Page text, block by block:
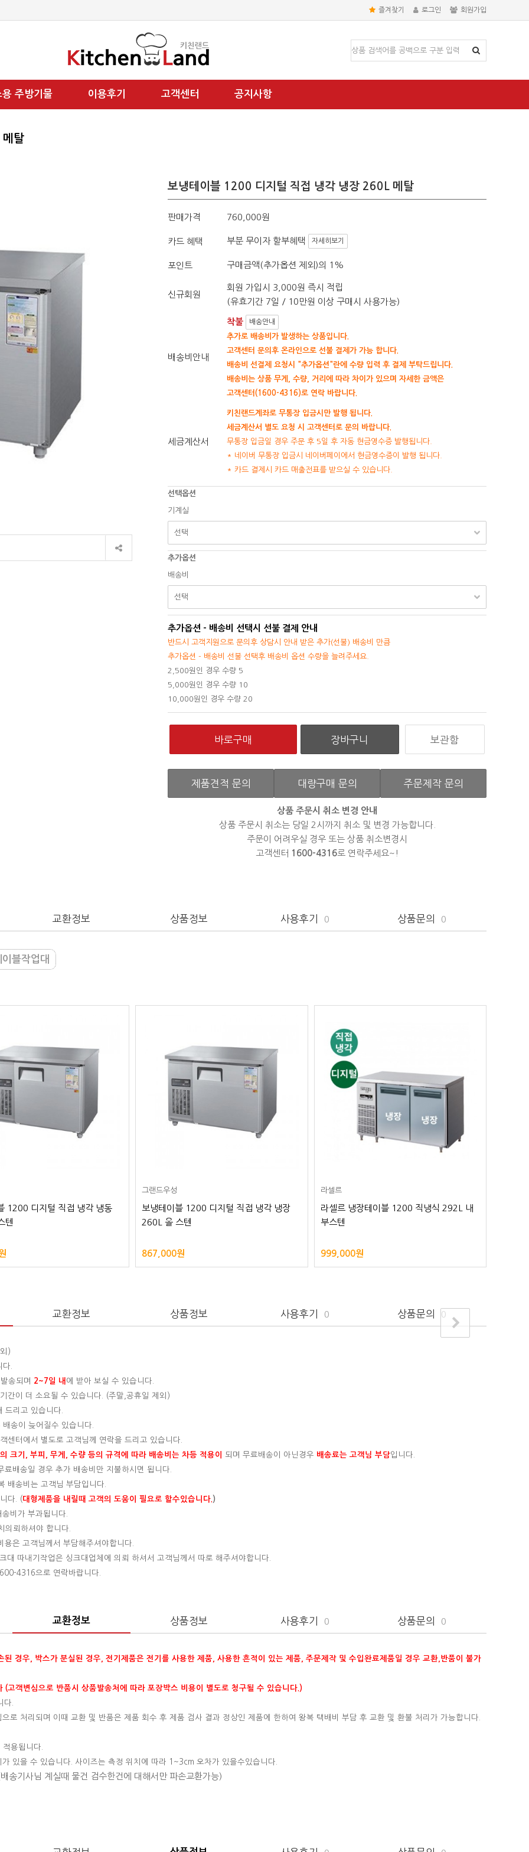
즐겨찾기 로그인 회원가입
용 주방기물 이용후기 고객센터 공지사항
메탈
보냉테이블 1200 디지털 직접 냉각 냉장 260L 메탈
판매가격 760,000원
카드 혜택 부분 무이자 할부혜택 자세히보기
포인트 구매금액(추가옵션 제외)의 1%
신규회원
회원 가입시 3,000원 즉시 적립
(유효기간 7일 / 10만원 이상 구매시 사용가능)
배송비안내
착불 배송안내
추가로 배송비가 발생하는 상품입니다.
고객센터 문의후 온라인으로 선불 결제가 가능 합니다.
배송비 선결제 요청시 "추가옵션"란에 수량 입력 후 결제 부탁드립니다.
배송비는 상품 무게, 수량, 거리에 따라 차이가 있으며 자세한 금액은
고객센터(1600-4316)로 연락 바랍니다.
세금계산서
키친랜드계좌로 무통장 입금시만 발행 됩니다.
세금계산서 별도 요청 시 고객센터로 문의 바랍니다.
무통장 입금일 경우 주문 후 5일 후 자동 현금영수증 발행됩니다.
* 네이버 무통장 입금시 네이버페이에서 현금영수증이 발행 됩니다.
* 카드 결제시 카드 매출전표를 받으실 수 있습니다.
선택옵션
기계실
추가옵션
배송비
추가옵션 - 배송비 선택시 선불 결제 안내
반드시 고객지원으로 문의후 상담시 안내 받은 추가(선불) 배송비 만큼
추가옵션 - 배송비 선불 선택후 배송비 옵션 수량을 늘려주세요.
2,500원인 경우 수량 5
5,000원인 경우 수량 10
10,000원인 경우 수량 20
보관함
제품견적 문의 대량구매 문의 주문제작 문의
상품 주문시 취소 변경 안내
상품 주문시 취소는 당일 2시까지 취소 및 변경 가능합니다.
주문이 어려우실 경우 또는 상품 취소변경시
고객센터 1600-4316로 연락주세요~!
교환정보 상품정보 사용후기 0 상품문의 0
이블작업대
1200 디지털 직접 냉각 냉동
텐
그랜드우성
보냉테이블 1200 디지털 직접 냉각 냉장
260L 올 스텐
867,000원
라셀르
라셀르 냉장테이블 1200 직냉식 292L 내
부스텐
999,000원
교환정보 상품정보 사용후기 0 상품문의 0
)
.
송되며
2~7일 내 에 받아 보실 수 있습니다.
간이 더 소요될 수 있습니다. (주말,공휴일 제외)
드리고 있습니다.
송이 늦어질수 있습니다.
센터에서 별도로 고객님께 연락을 드리고 있습니다.
크기, 부피, 무게, 수량 등의 규격에 따라 배송비는 차등 적용이 되며 무료배송이 아닌경우 배송료는 고객님 부담입니다.
배송일 경우 추가 배송비만 지불하시면 됩니다.
배송비는 고객님 부담입니다.
다. (대형제품을 내릴때 고객의 도움이 필요로 할수있습니다. )
비가 부과됩니다.
의뢰하셔야 합니다.
은 고객님께서 부담해주셔야합니다.
따내기작업은 싱크대업체에 의뢰 하셔서 고객님께서 따로 해주셔야합니다.
4316으로 연락바랍니다.
교환정보 상품정보 사용후기 0 상품문의 0
경우, 박스가 분실된 경우, 전기제품은 전기를 사용한 제품, 사용한 흔적이 있는 제품, 주문제작 및 수입완료제품일 경우 교환,반품이 불가
고객변심으로 반품시 상품발송처에 따라 포장박스 비용이 별도로 청구될 수 있습니다.)
다.
로 처리되며 이때 교환 및 반품은 제품 회수 후 제품 검사 결과 정상인 제품에 한하여 왕복 택배비 부담 후 교환 및 환불 처리가 가능합니다.
용됩니다.
있을 수 있습니다. 사이즈는 측정 위치에 따라 1~3cm 오차가 있을수있습니다.
송기사님 계실때 물건 검수한건에 대해서만 파손교환가능)